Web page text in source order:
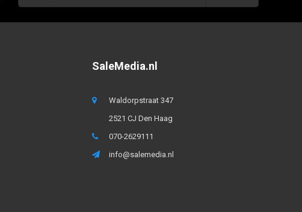
SaleMedia.nl
Waldorpstraat 347
2521 CJ Den Haag
070-2629111
info@salemedia.nl